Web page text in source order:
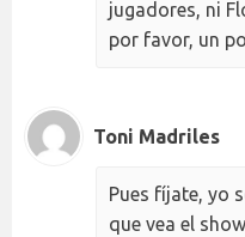
jugadores, ni
por favor, un
Toni Madriles
Pues fíjate, yo
que vea el